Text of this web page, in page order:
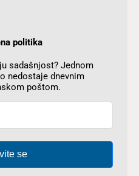
politika
sadašnjost? Jednom
nedostaje dnevnim
poštom.
se